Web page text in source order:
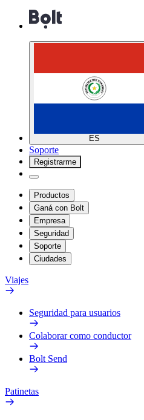
ES
Soporte
Registrarme
Productos
Ganá con Bolt
Empresa
Seguridad
Soporte
Ciudades
Viajes
Seguridad para usuarios
Colaborar como conductor
Bolt Send
Patinetas